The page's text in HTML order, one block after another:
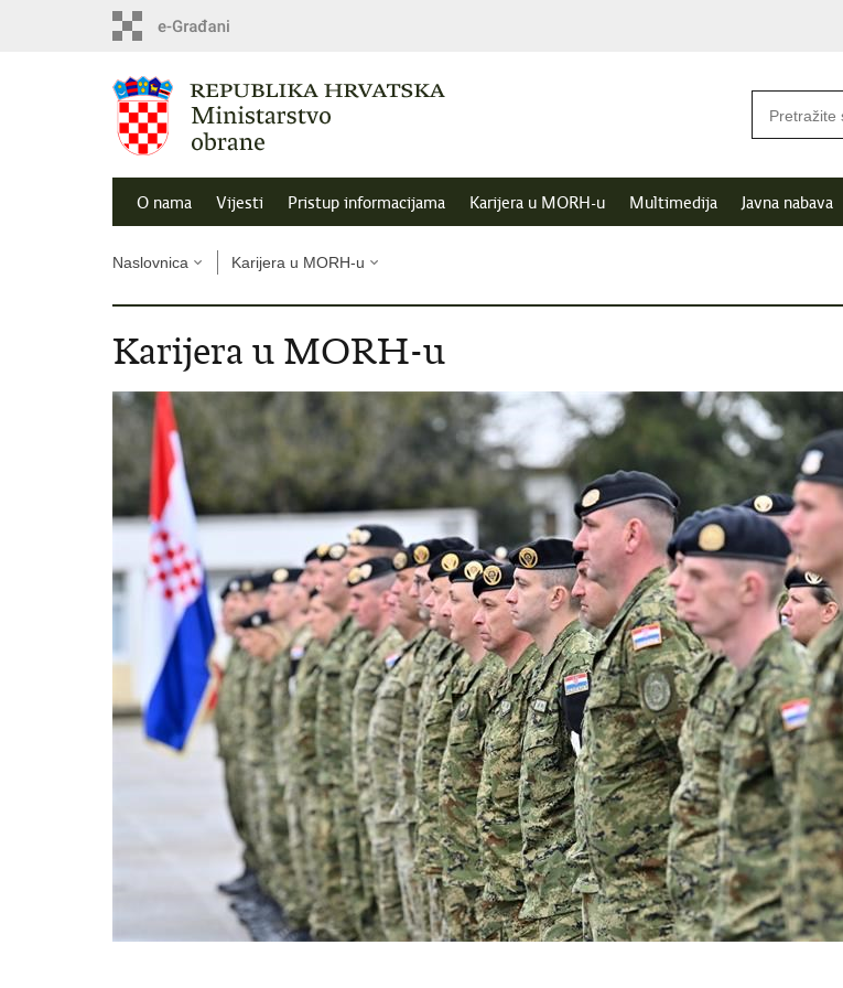
O nama Vijesti Pristup informacijama Karijera u MORH-u Multimedija Javna nabava
Naslovnica Karijera u MORH-u
Karijera u MORH-u